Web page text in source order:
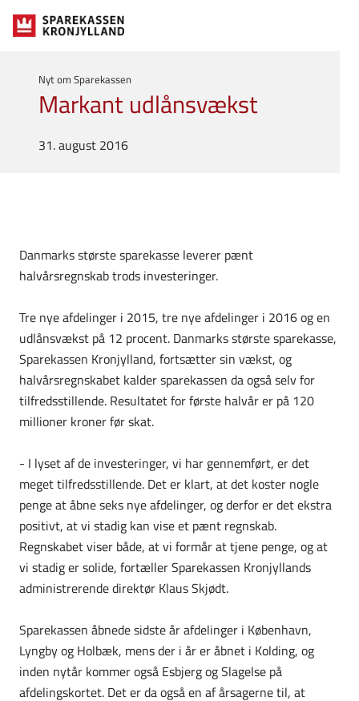
Nyt om Sparekassen
Markant udlånsvækst
31. august 2016
Danmarks største sparekasse leverer pænt
halvårsregnskab trods investeringer.
Tre nye afdelinger i 2015, tre nye afdelinger i 2016 og en
udlånsvækst på 12 procent. Danmarks største sparekasse,
Sparekassen Kronjylland, fortsætter sin vækst, og
halvårsregnskabet kalder sparekassen da også selv for
tilfredsstillende. Resultatet for første halvår er på 120
millioner kroner før skat.
- I lyset af de investeringer, vi har gennemført, er det
meget tilfredsstillende. Det er klart, at det koster nogle
penge at åbne seks nye afdelinger, og derfor er det ekstra
positivt, at vi stadig kan vise et pænt regnskab.
Regnskabet viser både, at vi formår at tjene penge, og at
vi stadig er solide, fortæller Sparekassen Kronjyllands
administrerende direktør Klaus Skjødt.
Sparekassen åbnede sidste år afdelinger i København,
Lyngby og Holbæk, mens der i år er åbnet i Kolding, og
inden nytår kommer også Esbjerg og Slagelse på
afdelingskortet. Det er da også en af årsagerne til, at